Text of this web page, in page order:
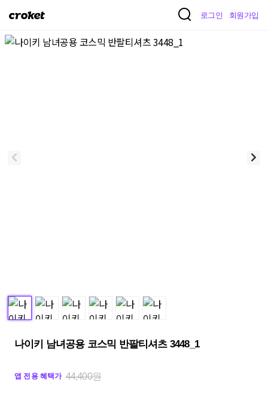
크
켓
로그인 회원가입
나이키 남녀공용 코스믹 반팔티셔츠 3448_1
앱 전용 혜택가 44,400원